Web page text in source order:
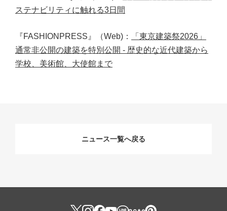
ステナビリティに触れる3日間
『FASHIONPRESS』（Web)：
「東京建築祭2026」
通常非公開の建築を特別公開 - 歴史的な近代建築から
学校、美術館、大使館まで
ニュース一覧へ戻る